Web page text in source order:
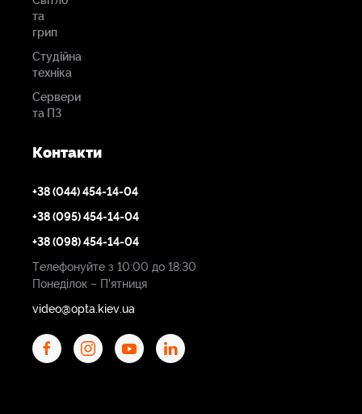
та
грип
Студійна
техніка
Сервери
та ПЗ
Контакти
+38 (044) 454-14-04
+38 (095) 454-14-04
+38 (098) 454-14-04
Телефонуйте з 10:00 до 18:30
Понеділок – П'ятниця
video@opta.kiev.ua